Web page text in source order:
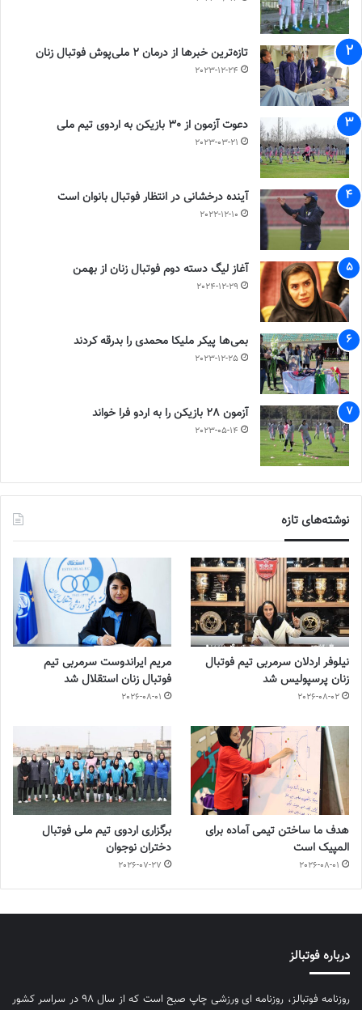
تازه‌ترین خبرها از درمان ۲ ملی‌پوش فوتبال زنان
2023-12-24
دعوت آزمون از 30 بازیکن به اردوی تیم ملی
2023-03-21
آینده درخشانی در انتظار فوتبال بانوان است
2022-12-10
آغاز لیگ دسته دوم فوتبال زنان از بهمن
2024-12-29
بمی‌ها پیکر ملیکا محمدی را بدرقه کردند
2023-12-25
آزمون 28 بازیکن را به اردو فرا خواند
2023-05-14
نوشته‌های تازه
نیلوفر اردلان سرمربی تیم فوتبال
زنان پرسپولیس شد
2026-08-02
مریم ایراندوست سرمربی تیم
فوتبال زنان استقلال شد
2026-08-01
هدف ما ساختن تیمی آماده برای
المپیک است
2026-08-01
برگزاری اردوی تیم ملی فوتبال
دختران نوجوان
2026-07-27
درباره فوتبالز
روزنامه فوتبالز، روزنامه ای ورزشی چاپ صبح است که از سال ۹۸ در سراسر کشور